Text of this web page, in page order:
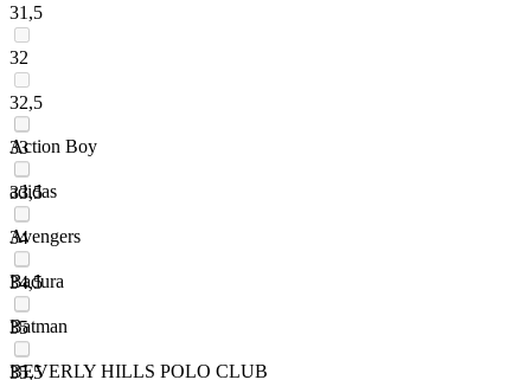
31,5
32
32,5
33
33,5
34
34,5
35
35,5
Action Boy
adidas
Avengers
Badura
Batman
BEVERLY HILLS POLO CLUB